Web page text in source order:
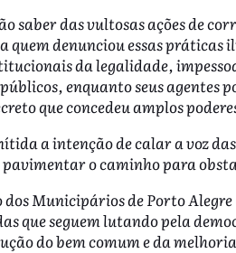
saber das vultosas ações de
denunciou essas práticas
da legalidade,
enquanto seus agentes
que concedeu amplos
a intenção de calar a voz
pavimentar o caminho para
dos Municipários de Porto
que seguem lutando pela
do bem comum e da